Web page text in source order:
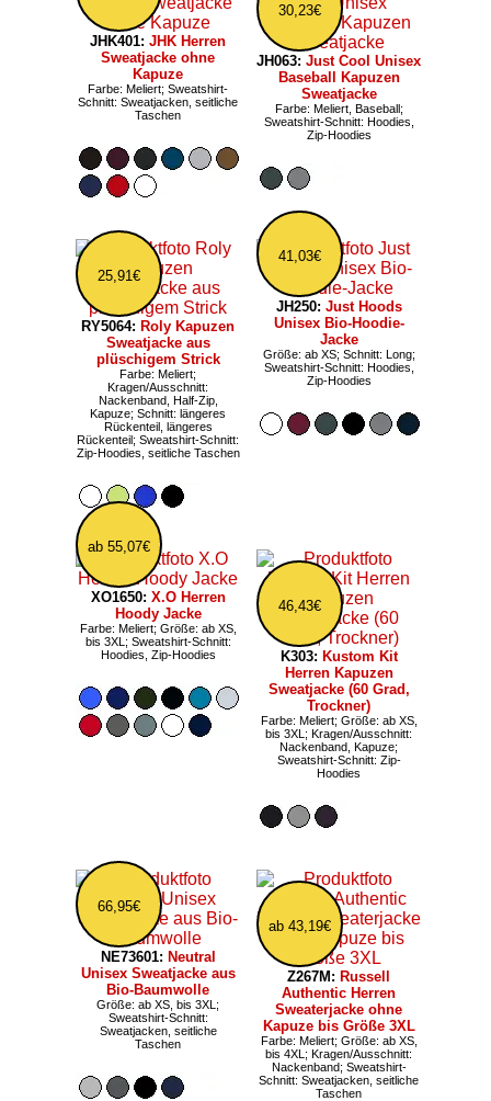
JHK401: JHK Herren
Sweatjacke ohne
Kapuze
Farbe: Meliert; Sweatshirt-
Schnitt: Sweatjacken, seitliche
Taschen
30,23€
JH063: Just Cool Unisex
Baseball Kapuzen
Sweatjacke
Farbe: Meliert, Baseball;
Sweatshirt-Schnitt: Hoodies,
Zip-Hoodies
25,91€
RY5064: Roly Kapuzen
Sweatjacke aus
plüschigem Strick
Farbe: Meliert;
Kragen/Ausschnitt:
Nackenband, Half-Zip,
Kapuze; Schnitt: längeres
Rückenteil, längeres
Rückenteil; Sweatshirt-Schnitt:
Zip-Hoodies, seitliche Taschen
41,03€
JH250: Just Hoods
Unisex Bio-Hoodie-
Jacke
Größe: ab XS; Schnitt: Long;
Sweatshirt-Schnitt: Hoodies,
Zip-Hoodies
ab 55,07€
XO1650: X.O Herren
Hoody Jacke
Farbe: Meliert; Größe: ab XS,
bis 3XL; Sweatshirt-Schnitt:
Hoodies, Zip-Hoodies
46,43€
K303: Kustom Kit
Herren Kapuzen
Sweatjacke (60 Grad,
Trockner)
Farbe: Meliert; Größe: ab XS,
bis 3XL; Kragen/Ausschnitt:
Nackenband, Kapuze;
Sweatshirt-Schnitt: Zip-
Hoodies
66,95€
NE73601: Neutral
Unisex Sweatjacke aus
Bio-Baumwolle
Größe: ab XS, bis 3XL;
Sweatshirt-Schnitt:
Sweatjacken, seitliche
Taschen
ab 43,19€
Z267M: Russell
Authentic Herren
Sweaterjacke ohne
Kapuze bis Größe 3XL
Farbe: Meliert; Größe: ab XS,
bis 4XL; Kragen/Ausschnitt:
Nackenband; Sweatshirt-
Schnitt: Sweatjacken, seitliche
Taschen